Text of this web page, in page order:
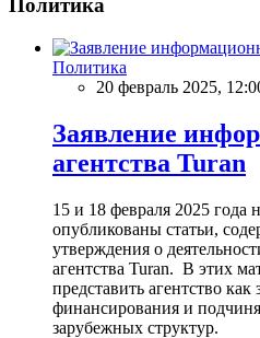
Политика
Политика
20 февраль 2025,
Заявление
агентства Turan
15 и 18 февраля 2025 года
опубликованы статьи,
утверждения о
агентства Turan. В этих
представить агентство
финансирования и
зарубежных структур.